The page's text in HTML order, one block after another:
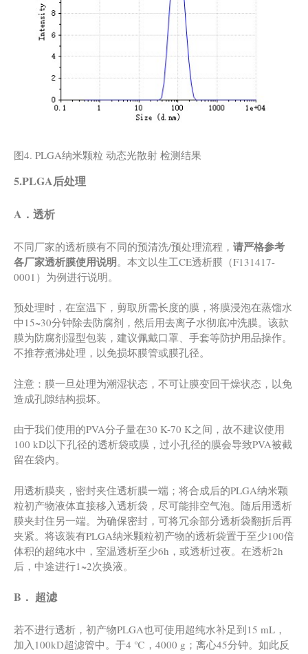
图4. PLGA纳米颗粒 动态光散射 检测结果
5.PLGA后处理
A．透析
不同厂家的透析膜有不同的预清洗/预处理流程， 请严格参考
各厂家透析膜使用说明。本文以生工CE透析膜（F131417-
0001）为例进行说明。
预处理时，在室温下，剪取所需长度的膜，将膜浸泡在蒸馏水
中15~30分钟除去防腐剂，然后用去离子水彻底冲洗膜。该款
膜为防腐剂湿型包装，建议佩戴口罩、手套等防护用品操作。
不推荐煮沸处理，以免损坏膜管或膜孔径。
注意：膜一旦处理为潮湿状态，不可让膜变回干燥状态，以免
造成孔隙结构损坏。
由于我们使用的PVA分子量在30 K-70 K之间，故不建议使用
100 kD以下孔径的透析袋或膜，过小孔径的膜会导致PVA被截
留在袋内。
用透析膜夹，密封夹住透析膜一端；将合成后的PLGA纳米颗
粒初产物液体直接移入透析袋，尽可能排空气泡。随后用透析
膜夹封住另一端。为确保密封，可将冗余部分透析袋翻折后再
夹紧。将该装有PLGA纳米颗粒初产物的透析袋置于至少100倍
体积的超纯水中，室温透析至少6h，或透析过夜。在透析2h
后，中途进行1~2次换液。
B． 超滤
若不进行透析，初产物PLGA也可使用超纯水补足到15 mL，
加入100kD超滤管中。于4 ℃，4000 g；离心45分钟。如此反